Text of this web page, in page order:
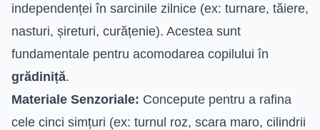
independenței în sarcinile zilnice (ex: turnare, tăiere,
nasturi, șireturi, curățenie). Acestea sunt
fundamentale pentru acomodarea copilului în
grădiniță.
Materiale Senzoriale: Concepute pentru a rafina
cele cinci simțuri (ex: turnul roz, scara maro, cilindrii